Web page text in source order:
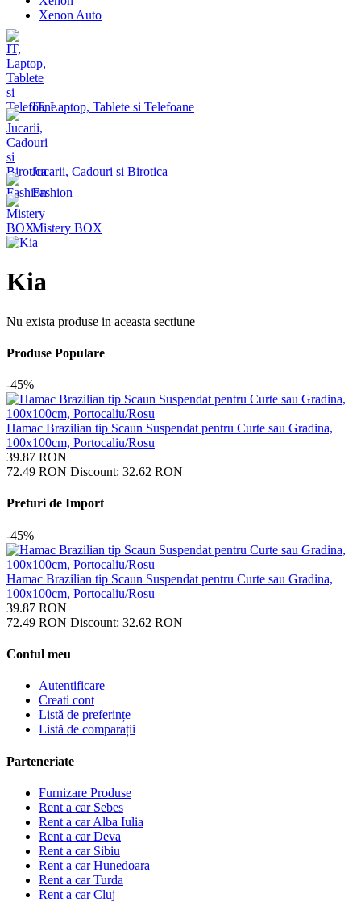
Xenon Auto
IT, Laptop, Tablete si Telefoane
Jucarii, Cadouri si Birotica
Fashion
Mistery BOX
Kia
Nu exista produse in aceasta sectiune
Produse Populare
-45%
Hamac Brazilian tip Scaun Suspendat pentru Curte sau Gradina,
100x100cm, Portocaliu/Rosu
39.87 RON
72.49 RON Discount: 32.62 RON
Preturi de Import
-45%
Hamac Brazilian tip Scaun Suspendat pentru Curte sau Gradina,
100x100cm, Portocaliu/Rosu
39.87 RON
72.49 RON Discount: 32.62 RON
Contul meu
Autentificare
Creati cont
Listă de preferințe
Listă de comparații
Parteneriate
Furnizare Produse
Rent a car Sebes
Rent a car Alba Iulia
Rent a car Deva
Rent a car Sibiu
Rent a car Hunedoara
Rent a car Turda
Rent a car Cluj